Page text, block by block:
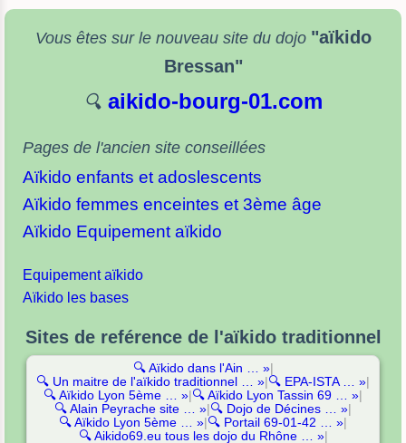
Vous êtes sur le nouveau site du dojo "aïkido
Bressan"
🔍 aikido-bourg-01.com
Pages de l'ancien site conseillées
Aïkido enfants et adoslescents
Aïkido femmes enceintes et 3ème âge
Aïkido Equipement aïkido
Equipement aïkido
Aïkido les bases
Sites de reférence de l'aïkido traditionnel
🔍Aïkido dans l'Ain … »|
🔍 Un maitre de l'aïkido traditionnel … »|🔍 EPA-ISTA … »|
🔍Aïkido Lyon 5ème … »|🔍Aïkido Lyon Tassin 69 … »|
🔍Alain Peyrache site … »|🔍 Dojo de Décines … »|
🔍Aïkido Lyon 5ème … »|🔍 Portail 69-01-42 … »|
🔍Aikido69.eu tous les dojo du Rhône … »|